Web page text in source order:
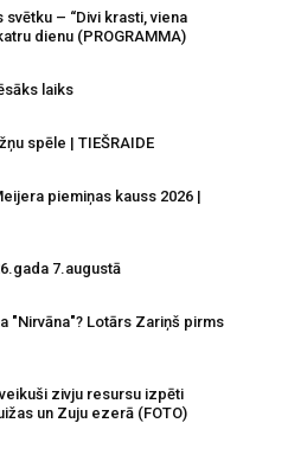
– “Divi krasti, viena
dienu (PROGRAMMA)
laiks
spēle | TIEŠRAIDE
piemiņas kauss 2026 |
7.augustā
"Nirvāna"? Lotārs Zariņš pirms
zivju resursu izpēti
un Zuju ezerā (FOTO)